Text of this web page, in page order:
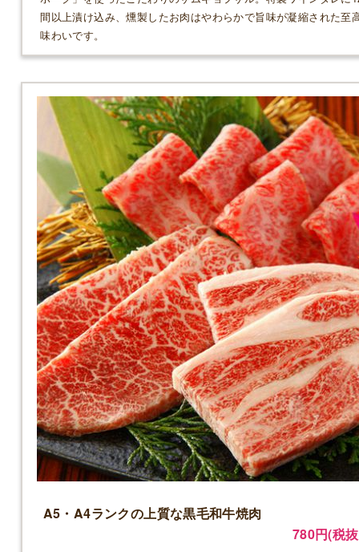
間以上漬け込み、燻製したお肉はやわらかで旨味が凝縮された至
味わいです。
A5・A4ランクの上質な黒毛和牛焼肉
780円(税